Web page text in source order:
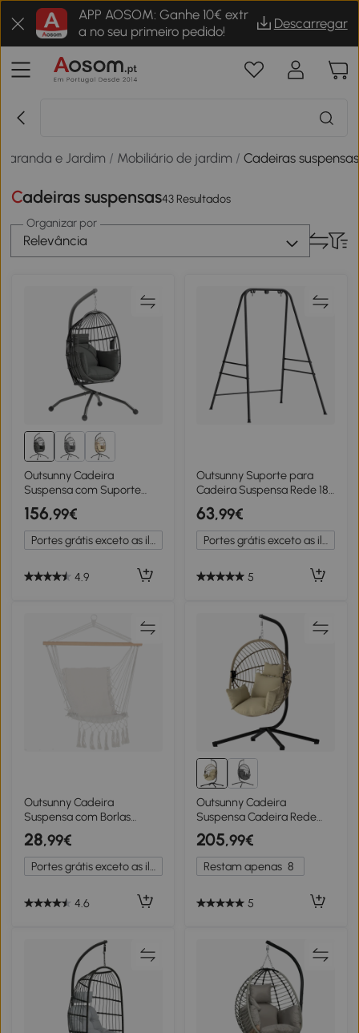
APP AOSOM: Ganhe 10€ extr
a no seu primeiro pedido!
Descarregar
Varanda e Jardim / Mobiliário de jardim /Cadeiras suspensas
Cadeiras suspensas43 Resultados
Organizar por
Relevância
Outsunny Cadeira
Suspensa com Suporte
Cadeira Baloiço de Jardim
com Cesto Dobrável
Almofada e Apoio para a
Cabeça 120x88x192 cm
156,99€
Portes grátis exceto as ilhas
4.9
Outsunny Suporte para
Cadeira Suspensa Rede 183
cm Suporte para Balanço
Estrutura de Aço
Almofadas
Antiderrapantes Preto
63,99€
Portes grátis exceto as ilhas
5
Outsunny Cadeira
Suspensa com Borlas
Cadeira Rede Suspensa de
Algodão Capacidade 120
kg Estilo Moderno para
Exterior 90x50 cm Bege
28,99€
Portes grátis exceto as ilhas
4.6
Outsunny Cadeira
Suspensa Cadeira Rede
Balanço Interior e Exterior
Cesto Dobrável Almofada
Acolchoada Cáqui
205,99€
Restam apenas 8
5